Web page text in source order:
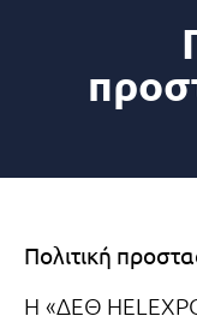
Πολιτική
Η «ΔΕΘ